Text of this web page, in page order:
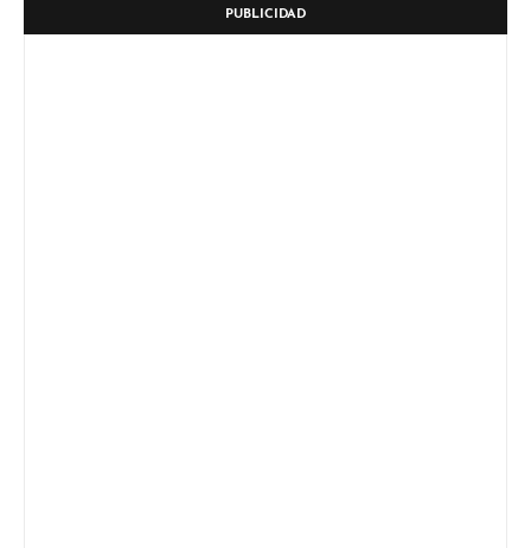
PUBLICIDAD